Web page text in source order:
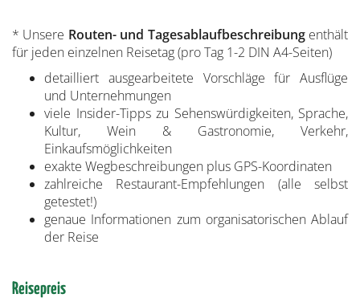
* Unsere Routen- und Tagesablaufbeschreibungenthält
für jeden einzelnen Reisetag (pro Tag 1-2 DIN A4-Seiten)
detailliert ausgearbeitete Vorschläge für Ausflüge
und Unternehmungen
viele Insider-Tipps zu Sehenswürdigkeiten, Sprache,
Kultur, Wein & Gastronomie, Verkehr,
Einkaufsmöglichkeiten
exakte Wegbeschreibungen plus GPS-Koordinaten
zahlreiche Restaurant-Empfehlungen (alle selbst
getestet!)
genaue Informationen zum organisatorischen Ablauf
der Reise
Reisepreis